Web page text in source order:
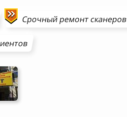
Срочный ремонтсканеров